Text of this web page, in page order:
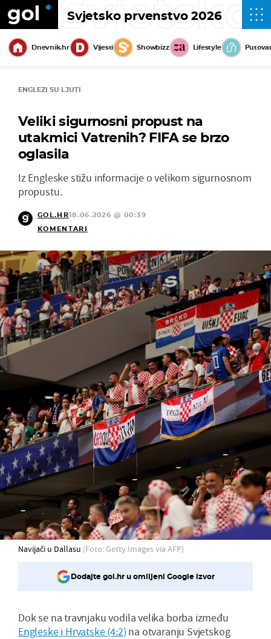
Svjetsko prvenstvo 2026
Dnevnik.hr Vijesti Showbizz Lifestyle
ENGLEZI SU LJUTI
Veliki sigurnosni propust na
utakmici Vatrenih? FIFA se brzo
oglasila
Iz Engleske stižu informacije o velikom sigurnosnom
propustu.
GOL.HR18.06.2026 @ 00:39
KOMENTARI
Navijači u Dallasu (Foto: Getty Images via AFP)
Dodajte gol.hr u omiljeni Google izvor
Dok se na travnjaku vodila velika borba između
Engleske i Hrvatske (4:2) na otvaranju Svjetskog